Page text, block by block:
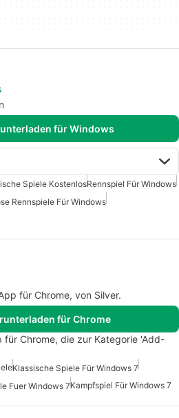
für Windows
Spiele KostenlosRennspiel Für Windows
Rennspiele Für Windows
für Chrome, von Silver.
für Chrome
für Chrome, die zur Kategorie 'Add-
Klassische Spiele Für Windows 7
Fuer Windows 7Kampfspiel Für Windows 7